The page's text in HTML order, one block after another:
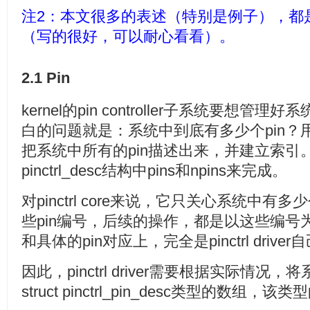
注2：本文很多的表述（特别是例子），都
（写的很好，可以耐心看看）。
2.1 Pin
kernel的pin controller子系统要想管理好系
白的问题就是：系统中到底有多少个pin？
把系统中所有的pin描述出来，并建立索引
pinctrl_desc结构中pins和npins来完成。
对pinctrl core来说，它只关心系统中有多
些pin编号，后续的操作，都是以这些编号
和具体的pin对应上，完全是pinctrl driver
因此，pinctrl driver需要根据实际情况，将
struct pinctrl_pin_desc类型的数组，该类